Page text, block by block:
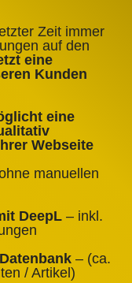
Zeit immer
auf den
eine
Kunden
eine
Webseite
manuellen
DeepL – inkl.
– (ca.
/ Artikel)